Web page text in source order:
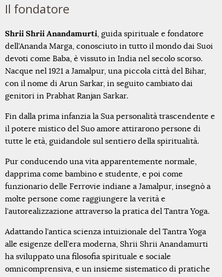
Il fondatore
Shrii Shrii Anandamurti, guida spirituale e fondatore
dell’Ananda Marga, conosciuto in tutto il mondo dai Suoi
devoti come Baba, è vissuto in India nel secolo scorso.
Nacque nel 1921 a Jamalpur, una piccola città del Bihar,
con il nome di Arun Sarkar, in seguito cambiato dai
genitori in Prabhat Ranjan Sarkar.
Fin dalla prima infanzia la Sua personalità trascendente e
il potere mistico del Suo amore attirarono persone di
tutte le età, guidandole sul sentiero della spiritualità.
Pur conducendo una vita apparentemente normale,
dapprima come bambino e studente, e poi come
funzionario delle Ferrovie indiane a Jamalpur, insegnò a
molte persone come raggiungere la verità e
l’autorealizzazione attraverso la pratica del Tantra Yoga.
Adattando l’antica scienza intuizionale del Tantra Yoga
alle esigenze dell’era moderna, Shrii Shrii Anandamurti
ha sviluppato una filosofia spirituale e sociale
omnicomprensiva, e un insieme sistematico di pratiche